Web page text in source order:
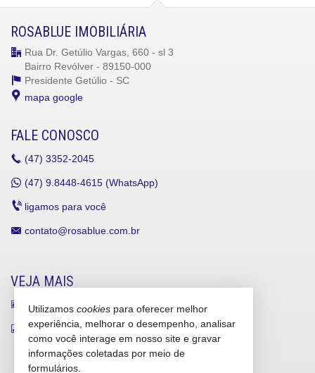
ROSABLUE IMOBILIÁRIA
Rua Dr. Getúlio Vargas, 660 - sl 3
Bairro Revólver - 89150-000
Presidente Getúlio - SC
mapa google
FALE CONOSCO
(47) 3352-2045
(47) 9.8448-4615 (WhatsApp)
ligamos para você
contato@rosablue.com.br
VEJA MAIS
receba nosso newsletter
indicadores financeiros
cadastre seu imóvel
Utilizamos cookies para oferecer melhor
experiência, melhorar o desempenho, analisar
como você interage em nosso site e gravar
informações coletadas por meio de
formulários.